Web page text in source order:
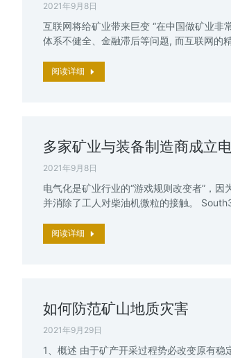
2021年9月8日
互联网将给矿业带来巨变 “在中国做矿业非
体系不健全、金融滞后等问题, 而互联网的
阅读详细
多家矿业与装备制造商成立
2021年9月8日
电气化是矿业行业的“游戏规则改变者”，
并消除了工人对柴油机微粒的接触。
阅读详细
如何防范矿山地质灾害
2021年9月29日
1、概述 由于矿产开采过程势必改变原有